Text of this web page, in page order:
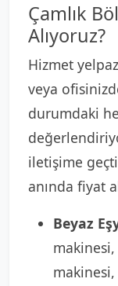
Çamlık
Alıyoruz?
Hizmet
veya
durumdaki
iletişime
anında fiyat
Beyaz
makinesi,